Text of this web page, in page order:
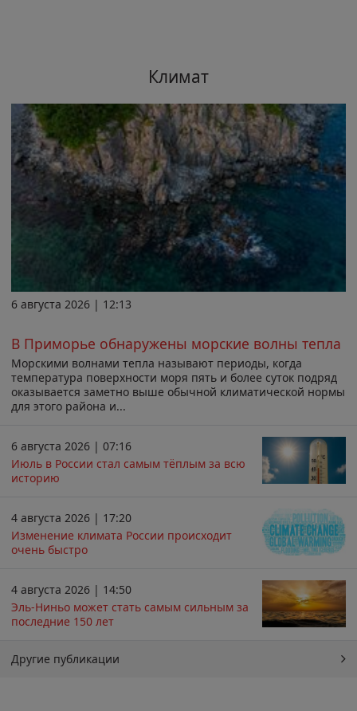
Климат
6 августа 2026 | 12:13
В Приморье обнаружены морские волны тепла
Морскими волнами тепла называют периоды, когда
температура поверхности моря пять и более суток подряд
оказывается заметно выше обычной климатической нормы
для этого района и...
6 августа 2026 | 07:16
Июль в России стал самым тёплым за всю
историю
4 августа 2026 | 17:20
Изменение климата России происходит
очень быстро
4 августа 2026 | 14:50
Эль-Ниньо может стать самым сильным за
последние 150 лет
Другие публикации